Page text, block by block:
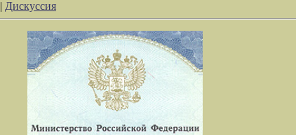
| Дискуссия